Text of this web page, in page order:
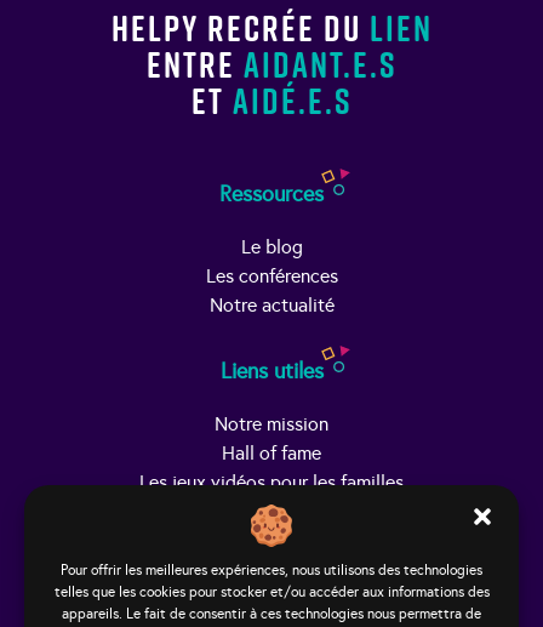
Pour offrir les meilleures expériences, nous utilisons des technologies
telles que les cookies pour stocker et/ou accéder aux informations des
appareils. Le fait de consentir à ces technologies nous permettra de
Helpy recrée du lien
entre aidant.e.s
et aidé.e.s
Ressources
Le blog
Les conférences
Notre actualité
Liens utiles
Notre mission
Hall of fame
Les jeux vidéos pour les familles
Trouver Helpy
Le studio